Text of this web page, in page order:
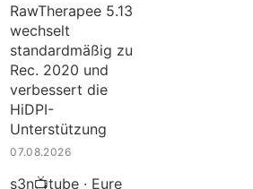
RawTherapee 5.13
wechselt
standardmäßig zu
Rec. 2020 und
verbessert die
HiDPI-
Unterstützung
07.08.2026
s3n📺tube · Eure